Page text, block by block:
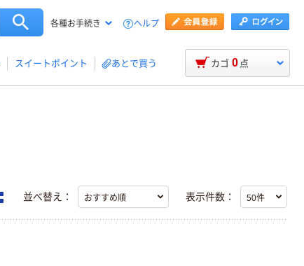
各種お手続き ヘルプ
スイートポイント あとで買う カゴ 0 点
並べ替え： 表示件数：